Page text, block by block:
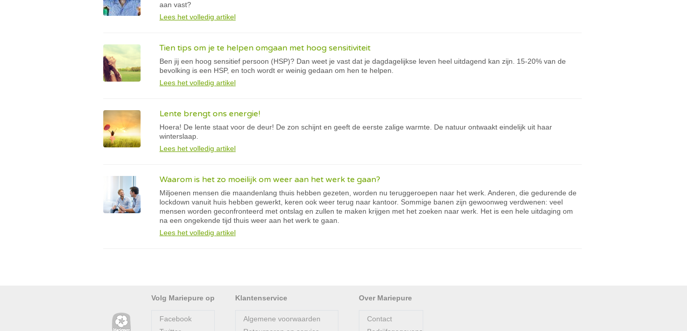
aan vast?
Lees het volledig artikel
Tien tips om je te helpen omgaan met hoog sensitiviteit
Ben jij een hoog sensitief persoon (HSP)? Dan weet je vast dat je dagdagelijkse leven heel uitdagend kan zijn. 15-20% van de
bevolking is een HSP, en toch wordt er weinig gedaan om hen te helpen.
Lees het volledig artikel
Lente brengt ons energie!
Hoera! De lente staat voor de deur! De zon schijnt en geeft de eerste zalige warmte. De natuur ontwaakt eindelijk uit haar
winterslaap.
Lees het volledig artikel
Waarom is het zo moeilijk om weer aan het werk te gaan?
Miljoenen mensen die maandenlang thuis hebben gezeten, worden nu teruggeroepen naar het werk. Anderen, die gedurende de
lockdown vanuit huis hebben gewerkt, keren ook weer terug naar kantoor. Sommige banen zijn gewoonweg verdwenen: veel
mensen worden geconfronteerd met ontslag en zullen te maken krijgen met het zoeken naar werk. Het is een hele uitdaging om
na een ongekende tijd thuis weer aan het werk te gaan.
Lees het volledig artikel
Volg Mariepure op
Facebook
Klantenservice
Algemene voorwaarden
Over Mariepure
Contact